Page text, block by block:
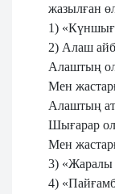
жазылған
1)
2) Алаш
Алаштың
Мен
Алаштың
Шығарар
Мен
3) «Жаралы
4)